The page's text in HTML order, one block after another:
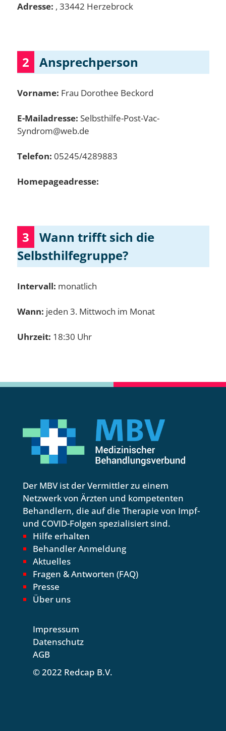
Adresse: , 33442 Herzebrock
2 Ansprechperson
Vorname: Frau Dorothee Beckord
E-Mailadresse: Selbsthilfe-Post-Vac-
Syndrom@web.de
Telefon: 05245/4289883
Homepageadresse:
3
Wann trifft sich die
Selbsthilfegruppe?
Intervall: monatlich
Wann: jeden 3. Mittwoch im Monat
Uhrzeit: 18:30 Uhr
Der MBV ist der Vermittler zu einem
Netzwerk von Ärzten und kompetenten
Behandlern, die auf die Therapie von Impf-
und COVID-Folgen spezialisiert sind.
Hilfe erhalten
Behandler Anmeldung
Aktuelles
Fragen & Antworten (FAQ)
Presse
Über uns
Impressum
Datenschutz
AGB
© 2022 Redcap B.V.